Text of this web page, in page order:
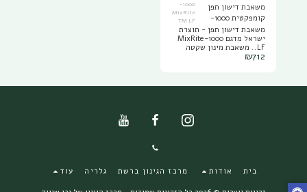
משאבת דישון תפן
קומפקטית 1000-
MixRite TM LF
1000-
MixRite
TM LF
משאבת דישון תפן - תוצרת
ישראל מדגם 1000-MixRite
LF.. משאבת מינון שקטה
ומדויקת לגינה פורחת
₪712
בית אודות מרכז הגינון ברשת גלריה עוד